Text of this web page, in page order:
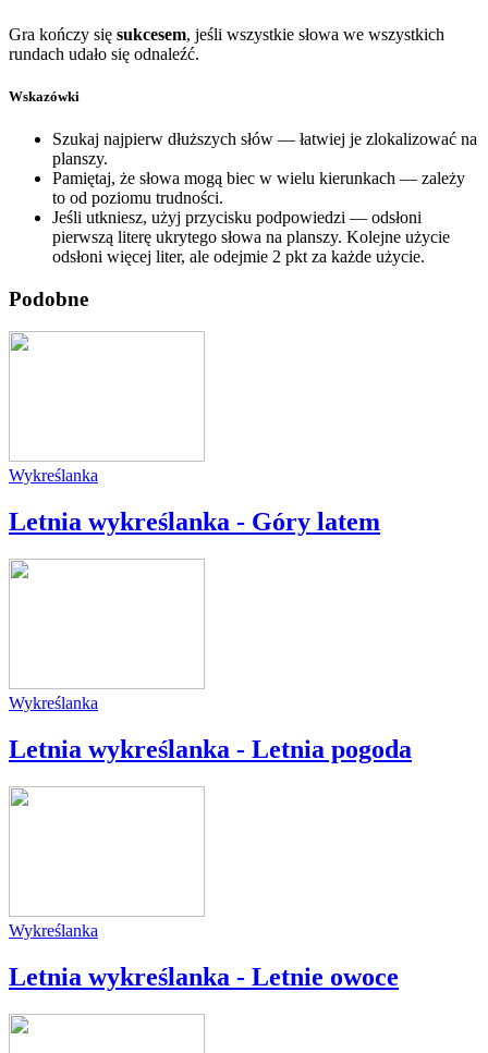
Gra kończy się sukcesem, jeśli wszystkie słowa we wszystkich
rundach udało się odnaleźć.
Wskazówki
Szukaj najpierw dłuższych słów — łatwiej je zlokalizować na
planszy.
Pamiętaj, że słowa mogą biec w wielu kierunkach — zależy
to od poziomu trudności.
Jeśli utkniesz, użyj przycisku podpowiedzi — odsłoni
pierwszą literę ukrytego słowa na planszy. Kolejne użycie
odsłoni więcej liter, ale odejmie 2 pkt za każde użycie.
Podobne
Wykreślanka
Letnia wykreślanka - Góry latem
Wykreślanka
Letnia wykreślanka - Letnia pogoda
Wykreślanka
Letnia wykreślanka - Letnie owoce